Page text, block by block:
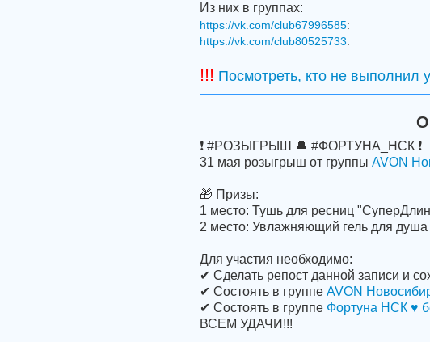
Из них в группах:
https://vk.com/club67996585:
https://vk.com/club80525733:
!!! Посмотреть, кто не выполнил
❗ #РОЗЫГРЫШ 🔔 #ФОРТУНА_НСК ❗
31 мая розыгрыш от группы AVON
🎁 Призы:
1 место: Тушь для ресниц
2 место: Увлажняющий гель для
Для участия необходимо:
✔ Сделать репост данной записи и
✔ Состоять в группе AVON
✔ Состоять в группе Фортуна НСК ♥
ВСЕМ УДАЧИ!!!